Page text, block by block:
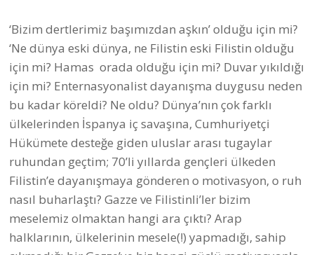
‘Bizim dertlerimiz başımızdan aşkın’ olduğu için mi?
‘Ne dünya eski dünya, ne Filistin eski Filistin olduğu
için mi? Hamas orada olduğu için mi? Duvar yıkıldığı
için mi? Enternasyonalist dayanışma duygusu neden
bu kadar köreldi? Ne oldu? Dünya’nın çok farklı
ülkelerinden İspanya iç savaşına, Cumhuriyetçi
Hükümete desteğe giden uluslar arası tugaylar
ruhundan geçtim; 70’li yıllarda gençleri ülkeden
Filistin’e dayanışmaya gönderen o motivasyon, o ruh
nasıl buharlaştı? Gazze ve Filistinli’ler bizim
meselemiz olmaktan hangi ara çıktı? Arap
halklarının, ülkelerinin mesele(!) yapmadığı, sahip